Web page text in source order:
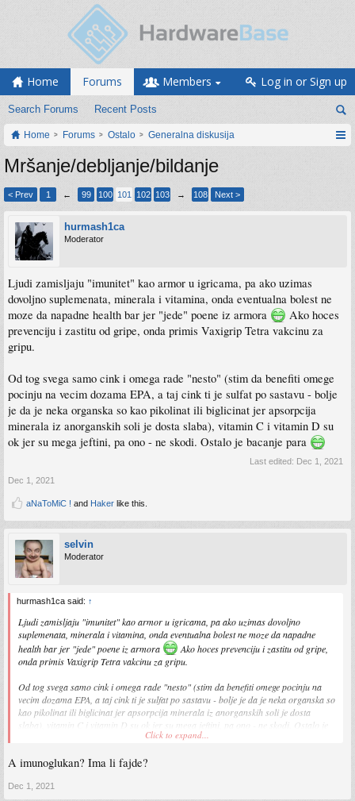
Home Forums
Search Forums Recent Posts
Members Log in or Sign up
Home Forums Ostalo Generalna diskusija
Mršanje/debljanje/bildanje
< Prev 1 ← 99 100 101 102 103 → 108 Next >
hurmash1ca
Moderator
Ljudi zamisljaju "imunitet" kao armor u igricama, pa ako uzimas
dovoljno suplemenata, minerala i vitamina, onda eventualna bolest ne
moze da napadne health bar jer "jede" poene iz armora
Ako hoces
prevenciju i zastitu od gripe, onda primis Vaxigrip Tetra vakcinu za
gripu.
Od tog svega samo cink i omega rade "nesto" (stim da benefiti omege
pocinju na vecim dozama EPA, a taj cink ti je sulfat po sastavu - bolje
je da je neka organska so kao pikolinat ili biglicinat jer apsorpcija
minerala iz anorganskih soli je dosta slaba), vitamin C i vitamin D su
ok jer su mega jeftini, pa ono - ne skodi. Ostalo je bacanje para
Last edited: Dec 1, 2021
Dec 1, 2021
aNaToMiC ! and Haker like this.
selvin
Moderator
hurmash1ca said: ↑
Ljudi zamisljaju "imunitet" kao armor u igricama, pa ako uzimas dovoljno
suplemenata, minerala i vitamina, onda eventualna bolest ne moze da napadne
health bar jer "jede" poene iz armora
Ako hoces prevenciju i zastitu od gripe,
onda primis Vaxigrip Tetra vakcinu za gripu.
Od tog svega samo cink i omega rade "nesto" (stim da benefiti omege pocinju na
vecim dozama EPA, a taj cink ti je sulfat po sastavu - bolje je da je neka organska so
kao pikolinat ili biglicinat jer apsorpcija minerala iz anorganskih soli je dosta
slaba), vitamin C i vitamin D su ok jer su mega jeftini, pa ono - ne skodi. Ostalo je
Click to expand...
A imunoglukan? Ima li fajde?
Dec 1, 2021